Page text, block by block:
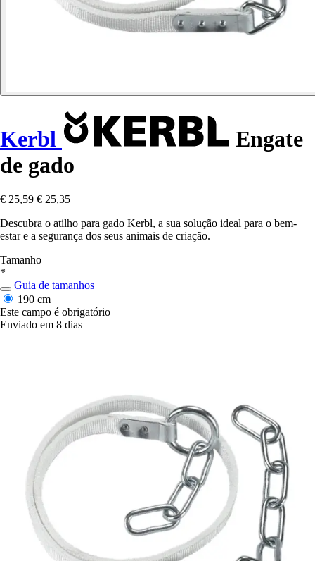
Kerbl
Engate
de gado
€ 25,59 € 25,35
Descubra o atilho para gado Kerbl, a sua solução ideal para o bem-
estar e a segurança dos seus animais de criação.
Tamanho
*
Guia de tamanhos
190 cm
Este campo é obrigatório
Enviado em 8 dias